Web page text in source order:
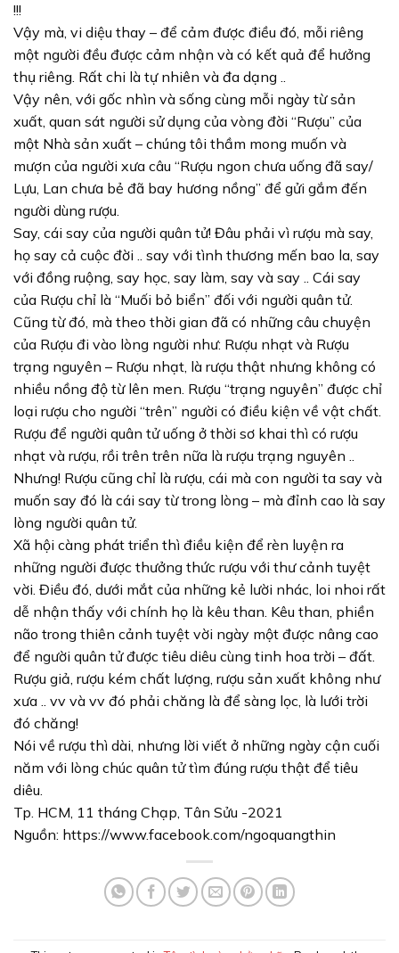
!!!
Vậy mà, vi diệu thay – để cảm được điều đó, mỗi riêng
một người đều được cảm nhận và có kết quả để hưởng
thụ riêng. Rất chi là tự nhiên và đa dạng ..
Vậy nên, với gốc nhìn và sống cùng mỗi ngày từ sản
xuất, quan sát người sử dụng của vòng đời “Rượu” của
một Nhà sản xuất – chúng tôi thầm mong muốn và
mượn của người xưa câu “Rượu ngon chưa uống đã say/
Lựu, Lan chưa bẻ đã bay hương nồng” để gửi gắm đến
người dùng rượu.
Say, cái say của người quân tử! Đâu phải vì rượu mà say,
họ say cả cuộc đời .. say với tình thương mến bao la, say
với đồng ruộng, say học, say làm, say và say .. Cái say
của Rượu chỉ là “Muối bỏ biển” đối với người quân tử.
Cũng từ đó, mà theo thời gian đã có những câu chuyện
của Rượu đi vào lòng người như: Rượu nhạt và Rượu
trạng nguyên – Rượu nhạt, là rượu thật nhưng không có
nhiều nồng độ từ lên men. Rượu “trạng nguyên” được chỉ
loại rượu cho người “trên” người có điều kiện về vật chất.
Rượu để người quân tử uống ở thời sơ khai thì có rượu
nhạt và rượu, rồi trên trên nữa là rượu trạng nguyên ..
Nhưng! Rượu cũng chỉ là rượu, cái mà con người ta say và
muốn say đó là cái say từ trong lòng – mà đỉnh cao là say
lòng người quân tử.
Xã hội càng phát triển thì điều kiện để rèn luyện ra
những người được thưởng thức rượu với thư cảnh tuyệt
vời. Điều đó, dưới mắt của những kẻ lười nhác, loi nhoi rất
dễ nhận thấy với chính họ là kêu than. Kêu than, phiền
não trong thiên cảnh tuyệt vời ngày một được nâng cao
để người quân tử được tiêu diêu cùng tinh hoa trời – đất.
Rượu giả, rượu kém chất lượng, rượu sản xuất không như
xưa .. vv và vv đó phải chăng là để sàng lọc, là lưới trời
đó chăng!
Nói về rượu thì dài, nhưng lời viết ở những ngày cận cuối
năm với lòng chúc quân tử tìm đúng rượu thật để tiêu
diêu.
Tp. HCM, 11 tháng Chạp, Tân Sửu -2021
Nguồn: https://www.facebook.com/ngoquangthin